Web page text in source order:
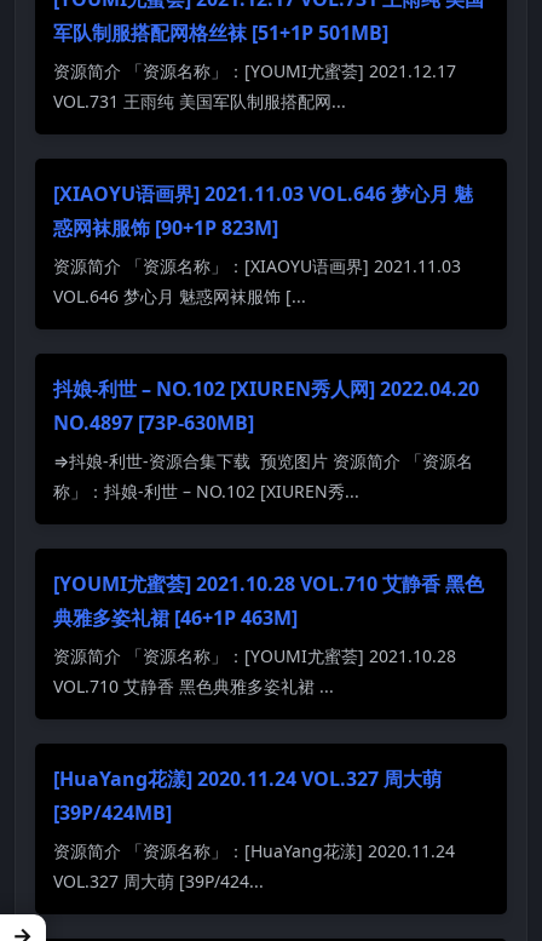
军队制服搭配网格丝袜 [51+1P 501MB]
资源简介 「资源名称」：[YOUMI尤蜜荟] 2021.12.17
VOL.731 王雨纯 美国军队制服搭配网...
[XIAOYU语画界] 2021.11.03 VOL.646 梦心月 魅
惑网袜服饰 [90+1P 823M]
资源简介 「资源名称」：[XIAOYU语画界] 2021.11.03
VOL.646 梦心月 魅惑网袜服饰 [...
抖娘-利世 – NO.102 [XIUREN秀人网] 2022.04.20
NO.4897 [73P-630MB]
⇒抖娘-利世-资源合集下载 预览图片 资源简介 「资源名
称」：抖娘-利世 – NO.102 [XIUREN秀...
[YOUMI尤蜜荟] 2021.10.28 VOL.710 艾静香 黑色
典雅多姿礼裙 [46+1P 463M]
资源简介 「资源名称」：[YOUMI尤蜜荟] 2021.10.28
VOL.710 艾静香 黑色典雅多姿礼裙 ...
[HuaYang花漾] 2020.11.24 VOL.327 周大萌
[39P/424MB]
资源简介 「资源名称」：[HuaYang花漾] 2020.11.24
VOL.327 周大萌 [39P/424...
→